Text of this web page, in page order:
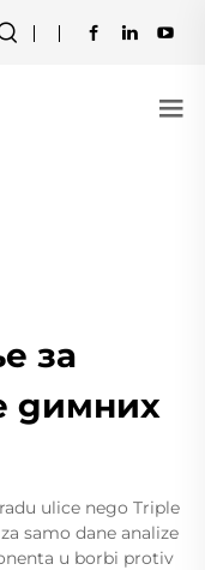
за
димних
ulice nego Triple
samo dane analize
u borbi protiv